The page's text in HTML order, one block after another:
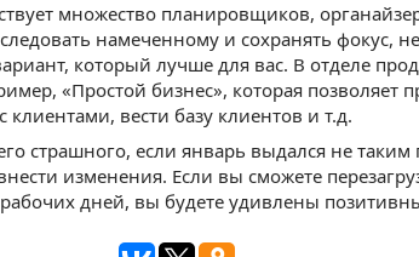
множество планировщиков,
намеченному и сохранять фокус,
который лучше для вас. В отделе
«Простой бизнес», которая позволяет
вести базу клиентов и т.д.
страшного, если январь выдался не
изменения. Если вы сможете
дней, вы будете удивлены